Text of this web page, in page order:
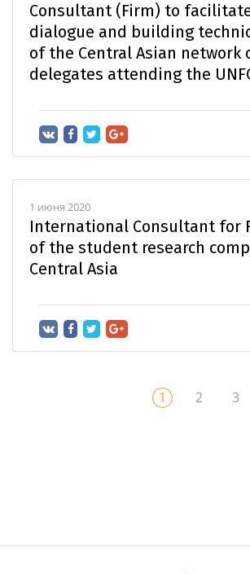
Consultant (Firm) to
dialogue and building
of the Central Asian network
delegates attending the
1 июня 2020
International Consultant for
of the student research
Central Asia
1 2 3